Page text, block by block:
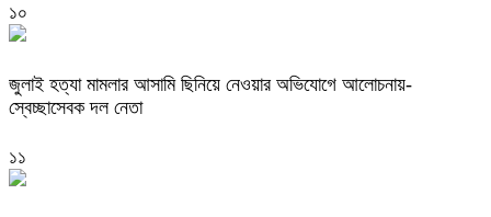
১০
জুলাই হত্যা মামলার আসামি ছিনিয়ে নেওয়ার অভিযোগে আলোচনায়-
স্বেচ্ছাসেবক দল নেতা
১১